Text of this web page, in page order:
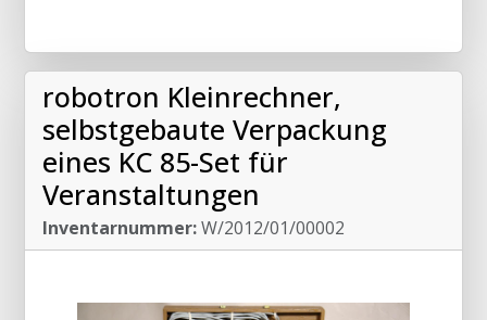
robotron Kleinrechner,
selbstgebaute Verpackung
eines KC 85-Set für
Veranstaltungen
Inventarnummer:W/2012/01/00002